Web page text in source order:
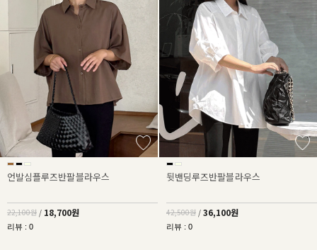
언발심플루즈반팔블라우스
22,100원 / 18,700원
리뷰 : 0
뒷밴딩루즈반팔블라우스
42,500원 / 36,100원
리뷰 : 0